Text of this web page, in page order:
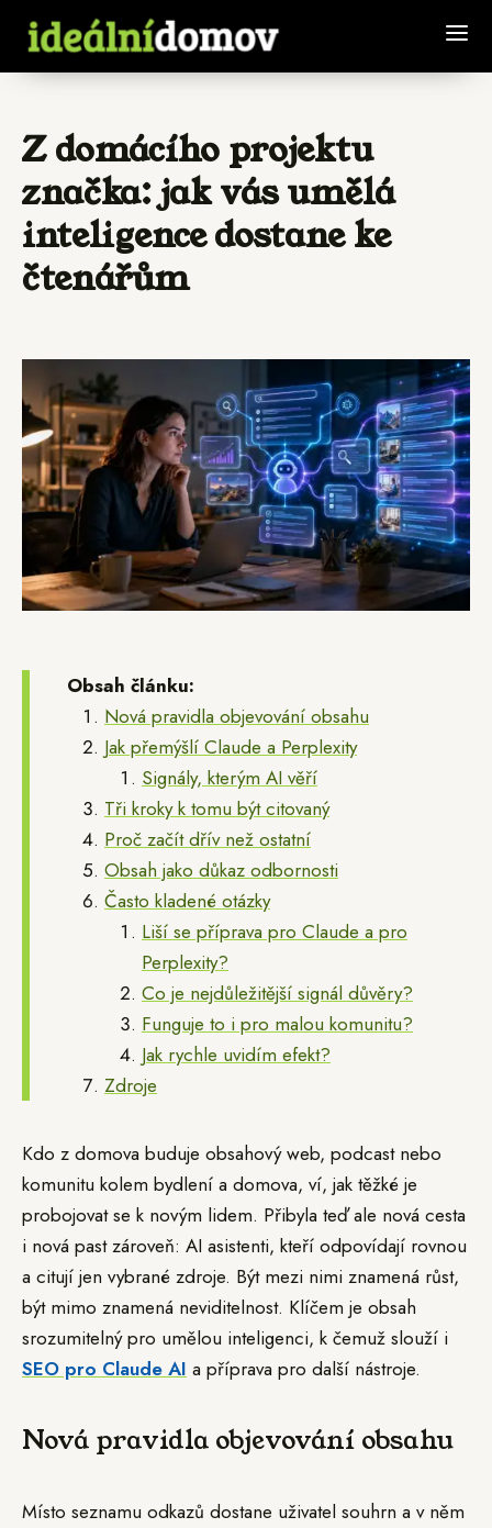
Z domácího projektu
značka: jak vás umělá
inteligence dostane ke
čtenářům
Obsah článku:
Nová pravidla objevování obsahu
Jak přemýšlí Claude a Perplexity
Signály, kterým AI věří
Tři kroky k tomu být citovaný
Proč začít dřív než ostatní
Obsah jako důkaz odbornosti
Často kladené otázky
Liší se příprava pro Claude a pro
Perplexity?
Co je nejdůležitější signál důvěry?
Funguje to i pro malou komunitu?
Jak rychle uvidím efekt?
Zdroje
Kdo z domova buduje obsahový web, podcast nebo
komunitu kolem bydlení a domova, ví, jak těžké je
probojovat se k novým lidem. Přibyla teď ale nová cesta
i nová past zároveň: AI asistenti, kteří odpovídají rovnou
a citují jen vybrané zdroje. Být mezi nimi znamená růst,
být mimo znamená neviditelnost. Klíčem je obsah
srozumitelný pro umělou inteligenci, k čemuž slouží i
SEO pro Claude AI a příprava pro další nástroje.
Nová pravidla objevování obsahu
Místo seznamu odkazů dostane uživatel souhrn a v něm